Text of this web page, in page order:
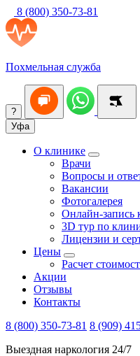
8 (800) 350-73-81
Похмельная служба
?
Уфа
О клинике
Врачи
Вопросы и
Вакансии
Фотогалерея
Онлайн-запись
3D тур по
Лицензии и
Цены
Расчет
Акции
Отзывы
Контакты
8 (800) 350-73-81 8 (909)
Выездная наркология 24/7